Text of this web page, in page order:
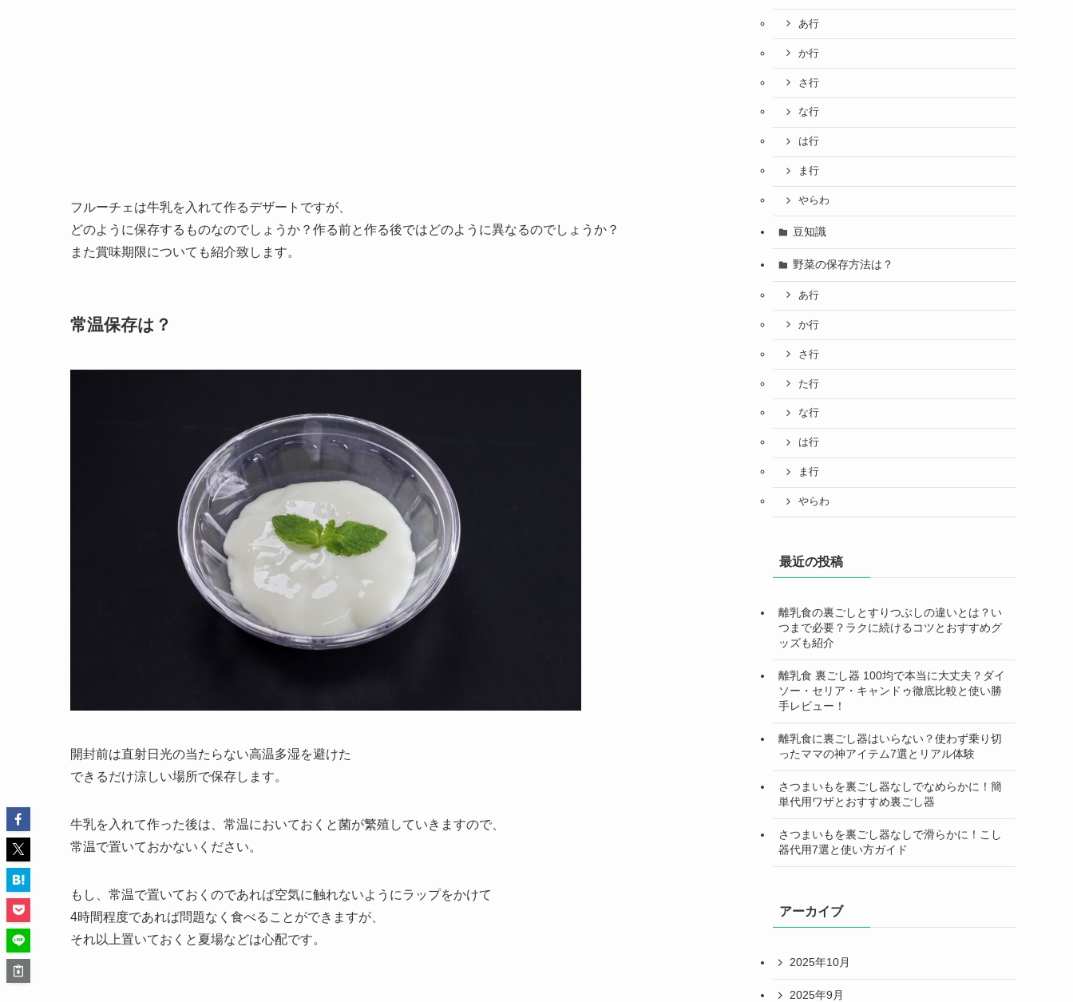
フルーチェは牛乳を入れて作るデザートですが、
どのように保存するものなのでしょうか？作る前と作る後ではどのように異なるのでしょうか？
また賞味期限についても紹介致します。
常温保存は？
開封前は直射日光の当たらない高温多湿を避けた
できるだけ涼しい場所で保存します。
牛乳を入れて作った後は、常温においておくと菌が繁殖していきますので、
常温で置いておかないください。
もし、常温で置いておくのであれば空気に触れないようにラップをかけて
4時間程度であれば問題なく食べることができますが、
それ以上置いておくと夏場などは心配です。
あ行
か行
さ行
な行
は行
ま行
やらわ
豆知識
野菜の保存方法は？
あ行
か行
さ行
た行
な行
は行
ま行
やらわ
最近の投稿
離乳食の裏ごしとすりつぶしの違いとは？い
つまで必要？ラクに続けるコツとおすすめグ
ッズも紹介
離乳食 裏ごし器 100均で本当に大丈夫？ダイ
ソー・セリア・キャンドゥ徹底比較と使い勝
手レビュー！
離乳食に裏ごし器はいらない？使わず乗り切
ったママの神アイテム7選とリアル体験
さつまいもを裏ごし器なしでなめらかに！簡
単代用ワザとおすすめ裏ごし器
さつまいもを裏ごし器なしで滑らかに！こし
器代用7選と使い方ガイド
アーカイブ
2025年10月
2025年9月